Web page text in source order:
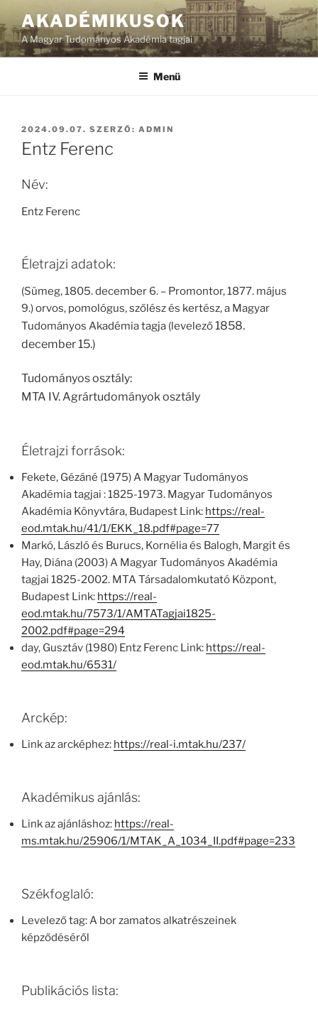
AKADÉMIKUSOK
A Magyar Tudományos Akadémia tagjai
Menü
BEKÜLDVE:
2024.09.07. SZERZŐ: ADMIN
Entz Ferenc
Név:
Entz Ferenc
Életrajzi adatok:
(Sümeg, 1805. december 6. – Promontor, 1877. május
9.) orvos, pomológus, szőlész és kertész, a Magyar
Tudományos Akadémia tagja (levelező 1858.
december 15.)
Tudományos osztály:
MTA IV. Agrártudományok osztály
Életrajzi források:
Fekete, Gézáné (1975) A Magyar Tudományos
Akadémia tagjai : 1825-1973. Magyar Tudományos
Akadémia Könyvtára, Budapest Link: https://real-
eod.mtak.hu/41/1/EKK_18.pdf#page=77
Markó, László és Burucs, Kornélia és Balogh, Margit és
Hay, Diána (2003) A Magyar Tudományos Akadémia
tagjai 1825-2002. MTA Társadalomkutató Központ,
Budapest Link: https://real-
eod.mtak.hu/7573/1/AMTATagjai1825-
2002.pdf#page=294
day, Gusztáv (1980) Entz Ferenc Link: https://real-
eod.mtak.hu/6531/
Arckép:
Link az arcképhez: https://real-i.mtak.hu/237/
Akadémikus ajánlás:
Link az ajánláshoz: https://real-
ms.mtak.hu/25906/1/MTAK_A_1034_II.pdf#page=233
Székfoglaló:
Levelező tag: A bor zamatos alkatrészeinek
képződéséről
Publikációs lista: